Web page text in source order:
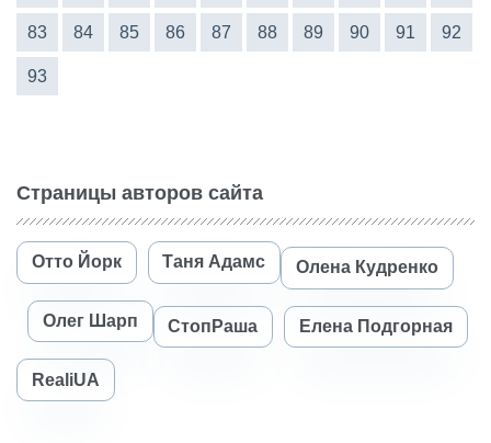
83 84 85 86 87 88 89 90 91 92
93
Страницы авторов сайта
Отто Йорк Таня Адамс Олена Кудренко
Олег Шарп СтопРаша Елена Подгорная
RealiUA